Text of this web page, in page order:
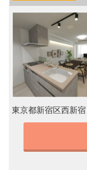
東京都新宿区西新